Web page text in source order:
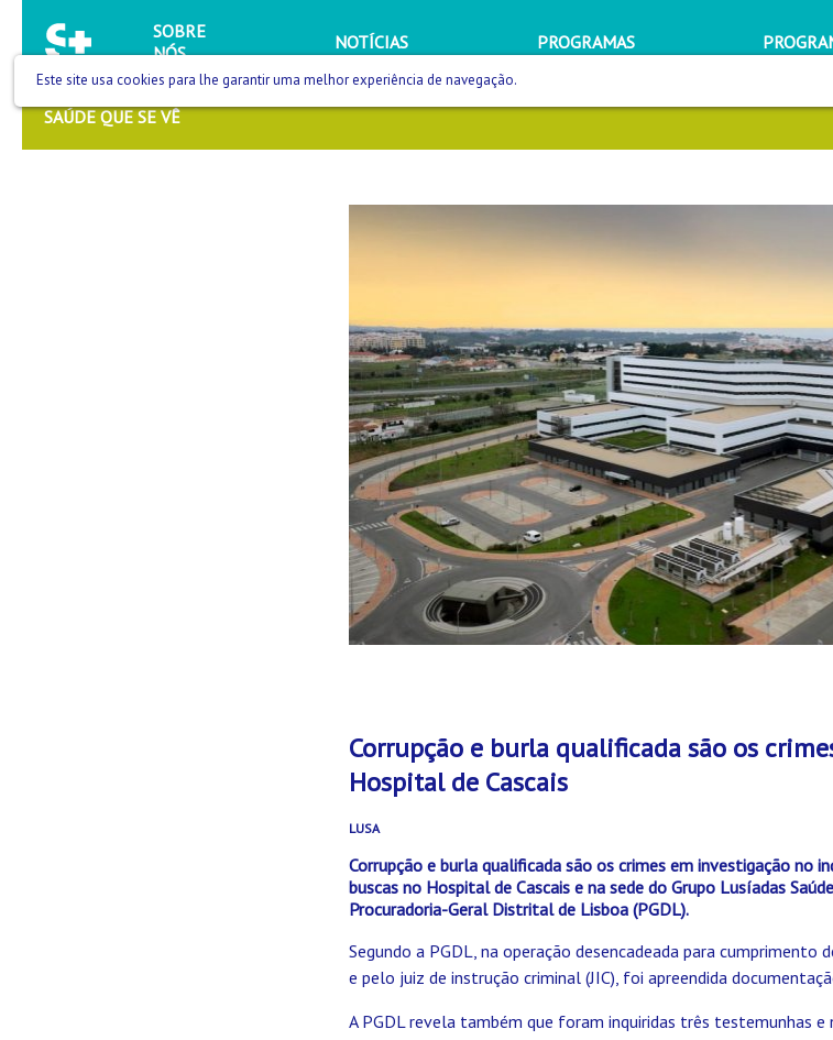
SOBRE
NÓS
NOTÍCIAS PROGRAMAS
SAÚDE QUE SE VÊ
Corrupção e burla qualificada são os
Hospital de Cascais
LUSA
Corrupção e burla qualificada são os crimes em investigação no
buscas no Hospital de Cascais e na sede do Grupo Lusíadas
Procuradoria-Geral Distrital de Lisboa (PGDL).
Segundo a PGDL, na operação desencadeada para cumprimento
e pelo juiz de instrução criminal (JIC), foi apreendida
A PGDL revela também que foram inquiridas três testemunhas
Este site usa cookies para lhe garantir uma melhor experiência de navegação.